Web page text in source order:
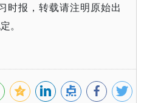
时报，转载请注明原始出
。